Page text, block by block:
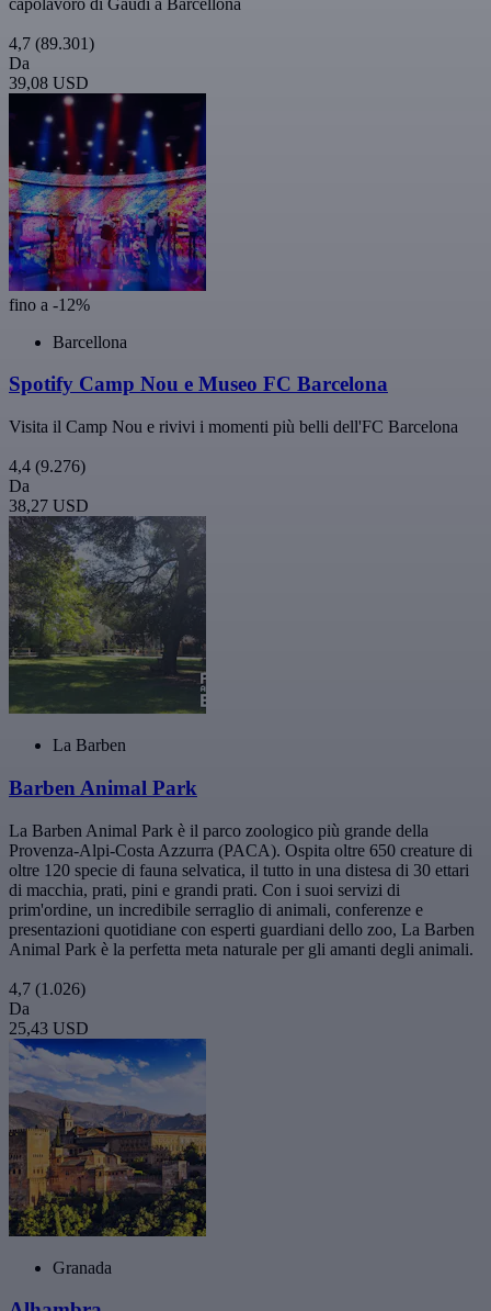
4,7 (89.301)
Da
39,08 USD
fino a -12%
Barcellona
Spotify Camp Nou e Museo FC Barcelona
Visita il Camp Nou e rivivi i momenti più belli dell'FC Barcelona
4,4 (9.276)
Da
38,27 USD
La Barben
Barben Animal Park
La Barben Animal Park è il parco zoologico più grande della
Provenza-Alpi-Costa Azzurra (PACA). Ospita oltre 650 creature di
oltre 120 specie di fauna selvatica, il tutto in una distesa di 30 ettari
di macchia, prati, pini e grandi prati. Con i suoi servizi di
prim'ordine, un incredibile serraglio di animali, conferenze e
presentazioni quotidiane con esperti guardiani dello zoo, La Barben
Animal Park è la perfetta meta naturale per gli amanti degli animali.
4,7 (1.026)
Da
25,43 USD
Granada